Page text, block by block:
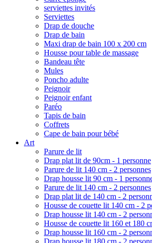
serviettes invités
Serviettes
Drap de douche
Drap de bain
Maxi drap de bain 100 x 200 cm
Housse pour table de massage
Bandeau tête
Mules
Poncho adulte
Peignoir
Peignoir enfant
Paréo
Tapis de bain
Coffrets
Cape de bain pour bébé
Art
Parure de lit
Drap plat lit de 90cm - 1 personne
Parure de lit 140 cm - 2 personnes
Drap housse lit 90 cm - 1
Parure de lit 140 cm - 2 personnes
Drap plat lit de 140 cm - 2
Housse de couette lit 140 cm - 2
Drap housse lit 140 cm - 2
Housse de couette lit 160 et 180
Drap housse lit 160 cm - 2
Drap housse lit 180 cm - 2